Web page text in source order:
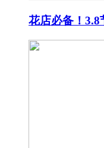
花店必备！